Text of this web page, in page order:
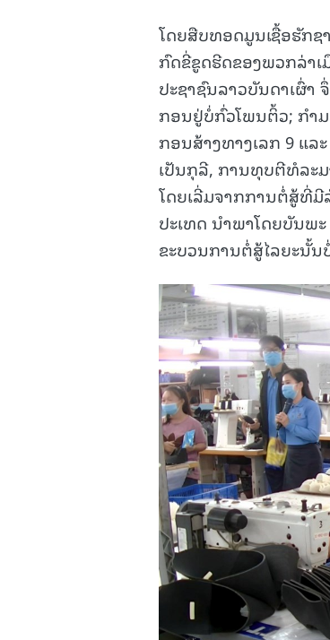
ໂດຍສືບທອດມູນເຊື້ອຮັກ
ກົດຂີ່ຂູດຮີດຂອງພວກລ່າ
ປະຊາຊົນລາວບັນດາເຜົ່
ກອນຢູ່ບໍ່ກົ່ວໂພນຕິ້ວ; ກໍາ
ກອນສ້າງທາງເລກ 9 ແ
ເປັນກຸລີ, ການທຸບຕີທໍລະ
ໂດຍເລີ່ມຈາກການຕໍ່ສູ້ທີ່ມີ
ປະເທດ ນຳພາໂດຍບັນພ
ຂະບວນການຕໍ່ສູ້ໄລຍະນັ້ນ